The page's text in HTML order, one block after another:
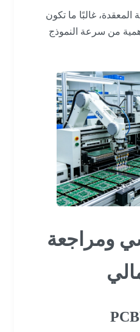
غالبًا ما تكون
من سرعة النموذج
ومراجعة